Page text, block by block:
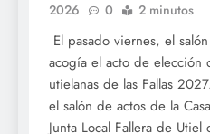
2026
0 2 minutos
El pasado viernes, el
acogía el acto de elección
utielanas de las Fallas
el salón de actos de la
Junta Local Fallera de